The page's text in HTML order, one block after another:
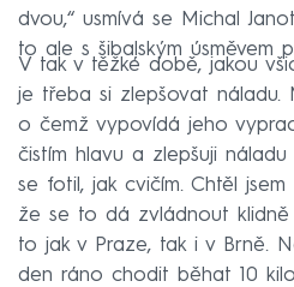
dvou,“ usmívá se Michal
to ale s šibalským úsměvem
V tak v těžké době, jakou
je třeba si zlepšovat náladu.
o čemž vypovídá jeho
čistím hlavu a zlepšuji
se fotil, jak cvičím. Chtěl
že se to dá zvládnout
to jak v Praze, tak i v Brně.
den ráno chodit běhat 10